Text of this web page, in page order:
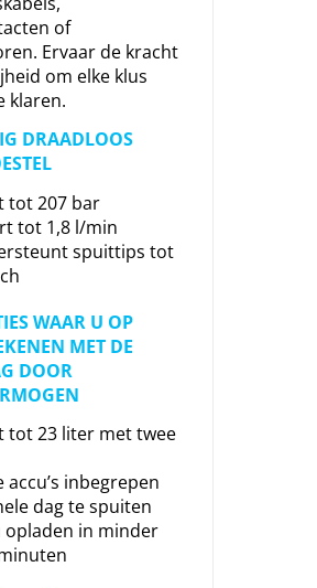
of
Ervaar de kracht
om elke klus
klaren.
DRAADLOOS
tot 207 bar
tot 1,8 l/min
spuittips tot
WAAR U OP
MET DE
DOOR
tot 23 liter met twee
accu’s inbegrepen
dag te spuiten
opladen in minder